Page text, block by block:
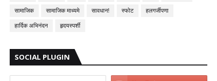
सामाजिक
सामाजिक माध्यमे सावधान! स्फोट
हलगर्जीपणा
हार्दिक अभिनंदन
हृदयस्पर्शी
SOCIAL PLUGIN